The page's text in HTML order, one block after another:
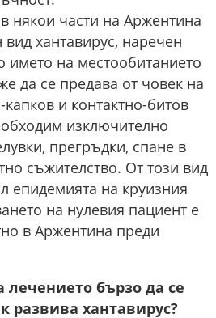
някои части на Аржентина
хантавирус, наречен
името на местообитанието
да се предава от човек на
и контактно-битов
изключително
прегръдки, спане в
съжителство. От този вид
епидемията на круизния
на нулевия пациент е
в Аржентина преди
лечението бързо да се
развива хантавирус?